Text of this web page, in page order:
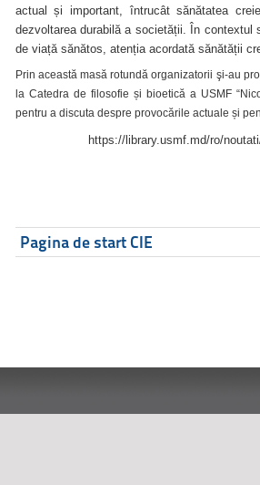
actual și important, întrucât sănătatea
dezvoltarea durabilă a societății. În contextul
de viață sănătos, atenția acordată sănătății
Prin această masă rotundă organizatorii şi-au
la Catedra de filosofie și bioetică a USMF
pentru a discuta despre provocările actuale și
https://library.usmf.md/ro/
Pagina de start CIE